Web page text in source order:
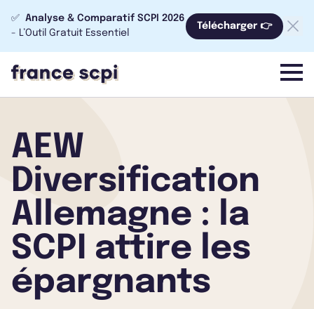
✅ Analyse & Comparatif SCPI 2026
- L’Outil Gratuit Essentiel
Télécharger 👉
menu
AEW
Diversification
Allemagne : la
SCPI attire les
épargnants